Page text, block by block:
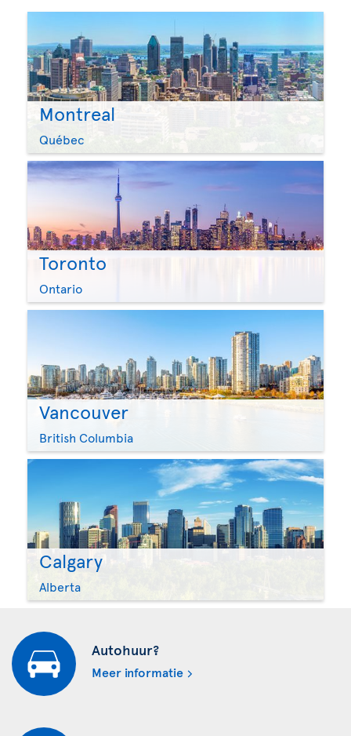
Montreal
Québec
Toronto
Ontario
Vancouver
British Columbia
Calgary
Alberta
Autohuur?
Meer informatie